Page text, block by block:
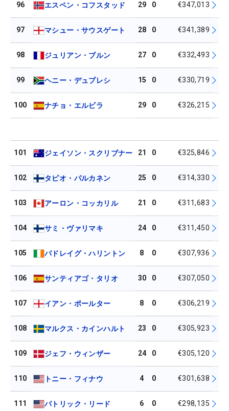
96 エスペン・コフスタッド 29 0 €347,013
97 マシュー・サウスゲート 28 0 €341,389
98 ジュリアン・ブルン 27 0 €332,493
99 ヘニー・デュプレシ 15 0 €330,719
100 ナチョ・エルビラ 29 0 €326,215
101 ジェイソン・スクリブナー 21 0 €325,846
102 タピオ・パルカネン 25 0 €314,330
103 アーロン・コッカリル 21 0 €311,683
104 サミ・ヴァリマキ 24 0 €311,450
105 パドレイグ・ハリントン 8 0 €307,936
106 サンティアゴ・タリオ 30 0 €307,050
107 イアン・ポールター 8 0 €306,219
108 マルクス・カインハルト 23 0 €305,923
109 ジェフ・ウィンザー 24 0 €305,120
110 トニー・フィナウ 4 0 €301,638
111 パトリック・リード 6 0 €298,135